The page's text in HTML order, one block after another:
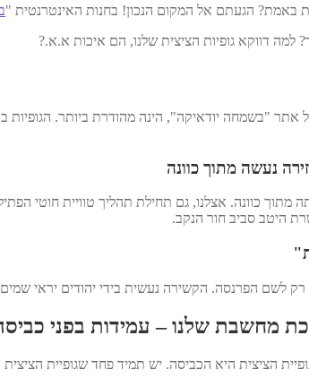
באמת? הגעתם אל המקום הנכון! בחנות האינטרנטית "
למה דווקא גופיות הציצית שלנו, הם איכות א.א.?
נעשה מתוך כוונה
כוונה. אצלנו, גם תחילת תהליך טוויית חוטי
היטב סביב חור הנקב.
רק לשם הפרנסה. הקשירה נעשית בידי יהודים יראי
מחשבת שלנו – עמידות בפני
הציצית היא הכביסה. יש תמיד פחד שגופיית הציצית